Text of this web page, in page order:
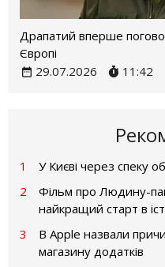
Драпатий вперше
Європі
29.07.2026
11:42
1
У Києві через спеку
2
Фільм про Людину-
найкращий старт в
3
В Apple назвали
магазину додатків